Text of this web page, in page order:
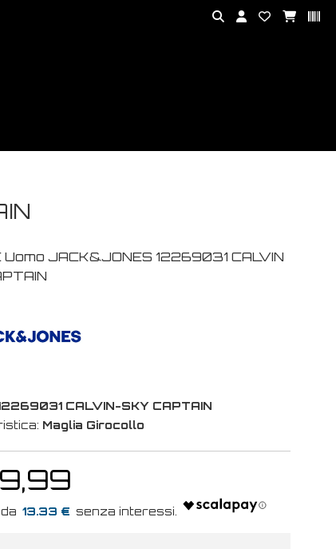
Uomo JACK&JONES 12269031 CALVIN
CALVIN-SKY CAPTAIN
Maglia Girocollo
13.33 €